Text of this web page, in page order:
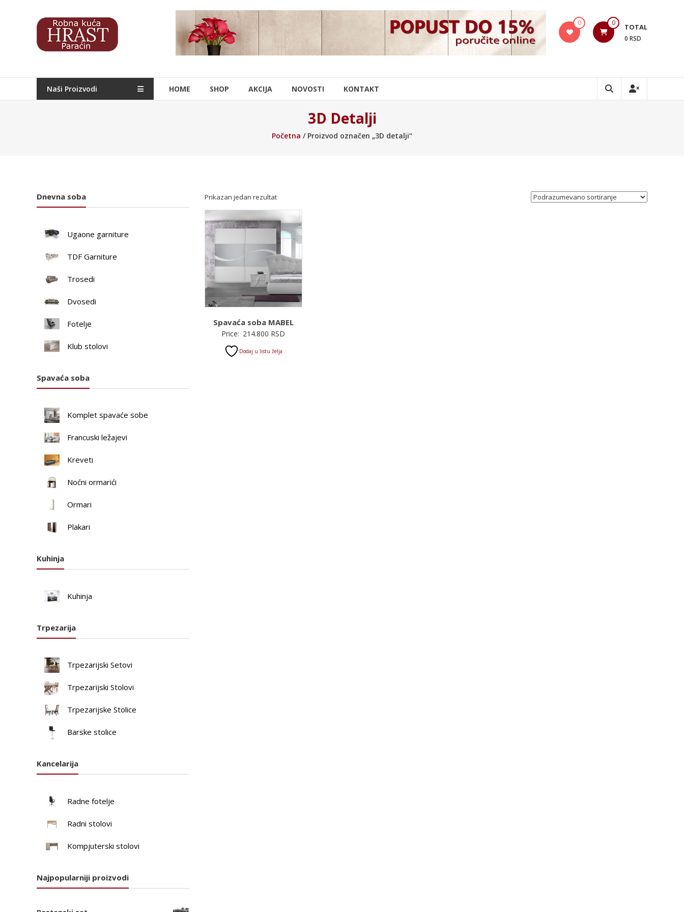
Hrast
Nameštaj
0 0 TOTAL
0 RSD
Naši Proizvodi HOME SHOP AKCIJA NOVOSTI KONTAKT
3D Detalji
Početna / Proizvod označen „3D detalji“
Prikazan jedan rezultat
Spavaća soba MABEL
Price: 214.800 RSD
Dodaj u listu želja
Dnevna soba
Ugaone garniture
TDF Garniture
Trosedi
Dvosedi
Fotelje
Klub stolovi
Spavaća soba
Komplet spavaće sobe
Francuski ležajevi
Kreveti
Noćni ormarići
Ormari
Plakari
Kuhinja
Kuhinja
Trpezarija
Trpezarijski Setovi
Trpezarijski Stolovi
Trpezarijske Stolice
Barske stolice
Kancelarija
Radne fotelje
Radni stolovi
Kompjuterski stolovi
Najpopularniji proizvodi